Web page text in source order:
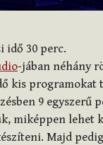
idő 30 perc.
-jában néhány
kis programokat
9 egyszerű
miképpen lehet
Majd